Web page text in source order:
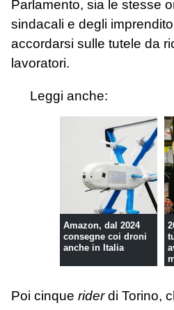
Parlamento, sia le stesse
sindacali e degli
accordarsi sulle tutele da
lavoratori.
Leggi anche:
Amazon, dal 2024
consegne coi droni
anche in Italia
Poi cinque riderdi Torino,